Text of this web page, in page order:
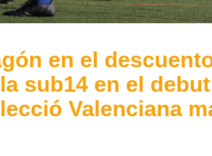
en el
sub14 en el
Valenciana